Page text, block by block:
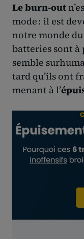
Le burn-out
mode : il est
notre monde
batteries sont à
semble
tard qu’ils ont
menant à l’